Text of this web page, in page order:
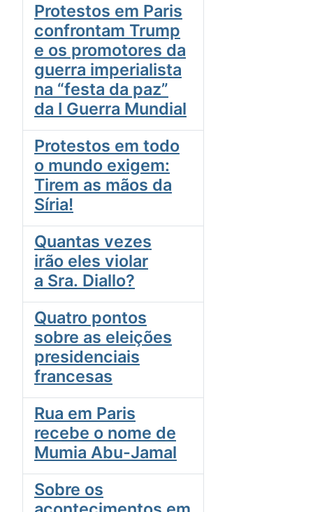
Protestos em Paris
confrontam Trump
e os promotores da
guerra imperialista
na “festa da paz”
da I Guerra Mundial
Protestos em todo
o mundo exigem:
Tirem as mãos da
Síria!
Quantas vezes
irão eles violar
a Sra. Diallo?
Quatro pontos
sobre as eleições
presidenciais
francesas
Rua em Paris
recebe o nome de
Mumia Abu-Jamal
Sobre os